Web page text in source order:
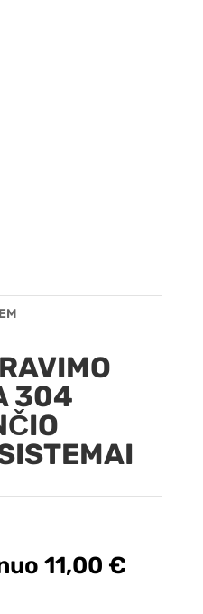
304
11,00 €